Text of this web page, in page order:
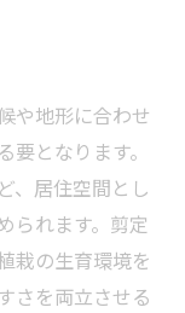
や地形に合わせ
となります。
、居住空間とし
られます。剪定
栽の生育環境を
さを両立させる